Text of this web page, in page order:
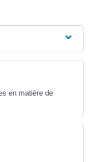
en matière de